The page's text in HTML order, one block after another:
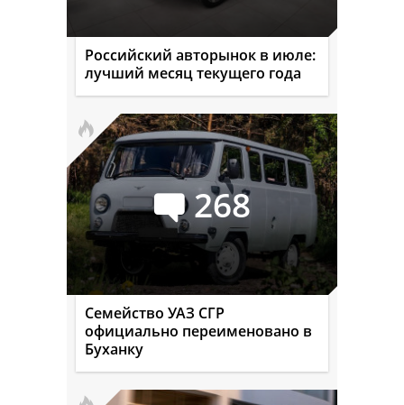
Российский авторынок в июле:
лучший месяц текущего года
268
Семейство УАЗ СГР
официально переименовано в
Буханку